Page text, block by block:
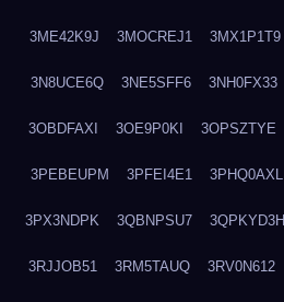
3ME42K9J 3MOCREJ1 3MX1P1T9
3N8UCE6Q 3NE5SFF6 3NH0FX33
3OBDFAXI 3OE9P0KI 3OPSZTYE
3PEBEUPM 3PFEI4E1 3PHQ0AXL
3PX3NDPK 3QBNPSU7 3QPKYD3H
3RJJOB51 3RM5TAUQ 3RV0N612